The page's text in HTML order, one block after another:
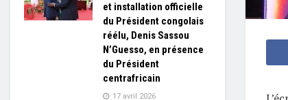
et installation officielle
du Président congolais
réélu, Denis Sassou
N’Guesso, en présence
du Président
centrafricain
17 avril 2026